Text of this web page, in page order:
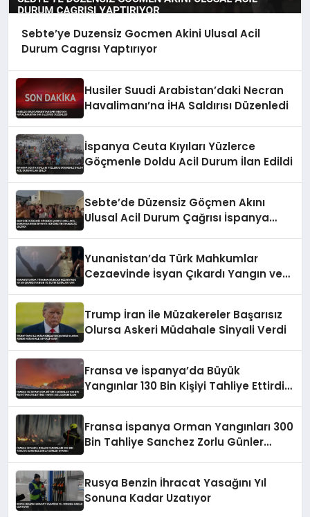
Sebte’ye Duzensiz Gocmen Akini Ulusal Acil
Durum Cagrısı Yaptırıyor
Husiler Suudi Arabistan’daki Necran
Havalimanı’na İHA Saldırısı Düzenledi
İspanya Ceuta Kıyıları Yüzlerce
Göçmenle Doldu Acil Durum İlan Edildi
Sebte’de Düzensiz Göçmen Akını
Ulusal Acil Durum Çağrısı İspanya
Yunanistan’da Türk Mahkumlar
Cezaevinde İsyan Çıkardı Yangın ve
Trump İran ile Müzakereler Başarısız
Olursa Askeri Müdahale Sinyali Verdi
Fransa ve İspanya’da Büyük
Yangınlar 130 Bin Kişiyi Tahliye Ettirdi
Fransa İspanya Orman Yangınları 300
Bin Tahliye Sanchez Zorlu Günler
Rusya Benzin İhracat Yasağını Yıl
Sonuna Kadar Uzatıyor